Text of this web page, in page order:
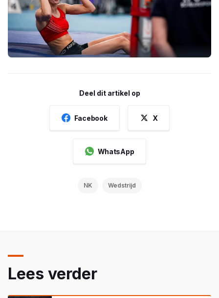
Deel dit artikel op
Facebook X
WhatsApp
NK Wedstrijd
Lees verder